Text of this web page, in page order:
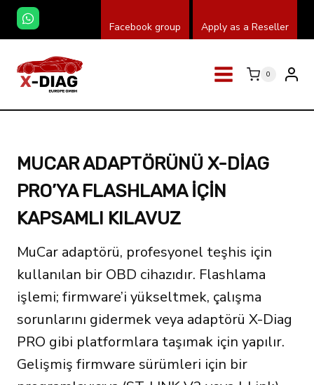
Skip
content
Facebook group Apply as a Reseller
0
MUCAR ADAPTÖRÜNÜ X-DIAG
PRO’YA FLASHLAMA IÇIN
KAPSAMLI KILAVUZ
MuCar adaptörü, profesyonel teşhis için
kullanılan bir OBD cihazıdır. Flashlama
işlemi; firmware’i yükseltmek, çalışma
sorunlarını gidermek veya adaptörü X-Diag
PRO gibi platformlara taşımak için yapılır.
Gelişmiş firmware sürümleri için bir